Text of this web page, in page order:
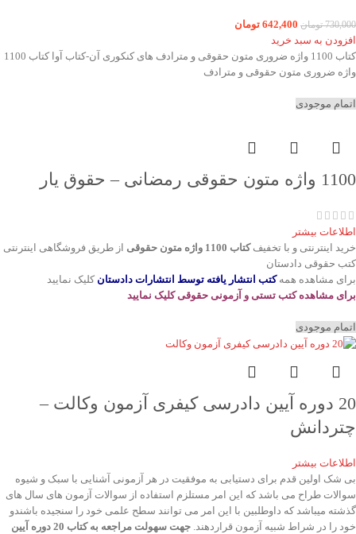
730,000 تومان 642,400 تومان
افزودن به سبد خرید
کتاب 1100 واژه ضروری متون حقوقی و مترادف های کنکوری آن-کتاب آوا کتاب 1100
واژه ضروری متون حقوقی و مترادف
اتمام موجودی
1100 واژه متون حقوقی رمضانی – حقوق یار
اطلاعات بیشتر
خرید اینترنتی و با تخفیفکتاب 1100 واژه متون حقوقی
از طریق فروشگاهی اینترنتی
کتب حقوقی دادستان
برای مشاهده همهکتب انتشار یافته توسط انتشارات دادستان کلیک نمایید
برای مشاهده کتب تستی و آزمونی حقوقی کلیک نمایید
اتمام موجودی
20 دوره آیین دادرسی کیفری آزمون وکالت –
چتردانش
اطلاعات بیشتر
بی شک اولین قدم برای دستیابی به موفقیت در هر آزمونی آشنایی با سبک و شیوه
سوالات طراح می باشد که این امر مستلزم استفاده از سوالات آزمون های سال های
گذشته میباشد که داوطلبین با این امر می توانند سطح علمی خود را سنجیده باشندو
خود را در شراط شبیه آزمون قراردهند.
جهت سهولت مراجعه به کتاب 20 دوره آیین